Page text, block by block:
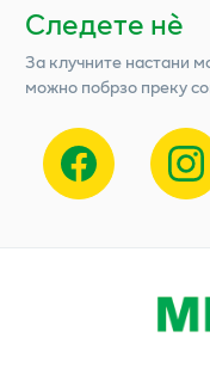
Следете нѐ
За клучните настани
можно побрзо преку